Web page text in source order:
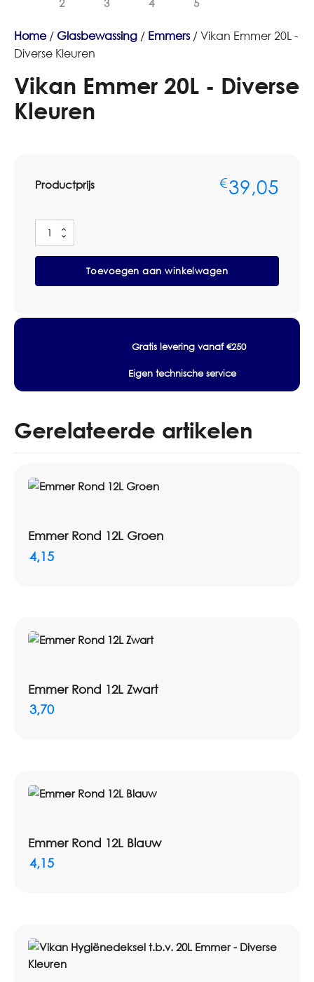
Home/ Glasbewassing / Emmers / Vikan Emmer 20L -
Diverse Kleuren
Vikan Emmer 20L - Diverse
Kleuren
Productprijs €39,05
Vikan
Emmer
20L
Diverse
Toevoegen aan winkelwagen
Gratis levering vanaf €250
Eigen technische service
Gerelateerde artikelen
Emmer Rond 12L Groen
4,15
Emmer Rond 12L Zwart
3,70
Emmer Rond 12L Blauw
4,15